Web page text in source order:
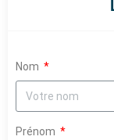
Nom
Prénom